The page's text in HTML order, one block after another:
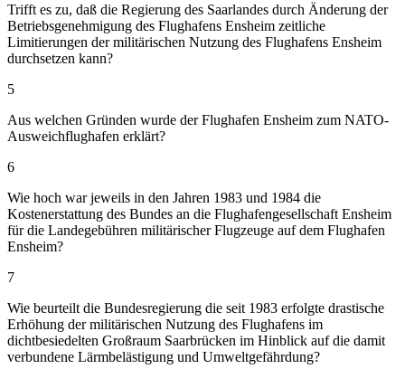
Trifft es zu, daß die Regierung des Saarlandes durch Änderung der
Betriebsgenehmigung des Flughafens Ensheim zeitliche
Limitierungen der militärischen Nutzung des Flughafens Ensheim
durchsetzen kann?
5
Aus welchen Gründen wurde der Flughafen Ensheim zum NATO-
Ausweichflughafen erklärt?
6
Wie hoch war jeweils in den Jahren 1983 und 1984 die
Kostenerstattung des Bundes an die Flughafengesellschaft Ensheim
für die Landegebühren militärischer Flugzeuge auf dem Flughafen
Ensheim?
7
Wie beurteilt die Bundesregierung die seit 1983 erfolgte drastische
Erhöhung der militärischen Nutzung des Flughafens im
dichtbesiedelten Großraum Saarbrücken im Hinblick auf die damit
verbundene Lärmbelästigung und Umweltgefährdung?